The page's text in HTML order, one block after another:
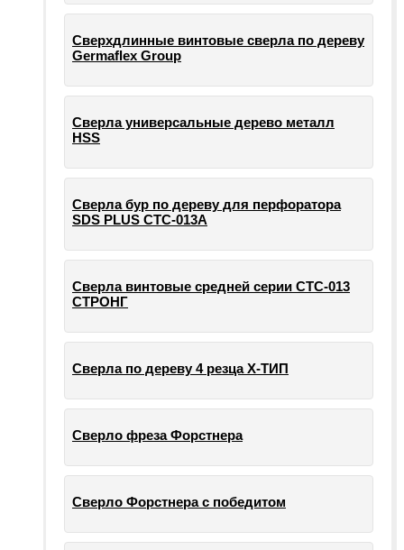
Сверхдлинные винтовые сверла по дереву
Germaflex Group
Сверла универсальные дерево металл
HSS
Cверла бур по дереву для перфоратора
SDS PLUS СТС-013А
Сверла винтовые средней серии СТС-013
СТРОНГ
Сверла по дереву 4 резца Х-ТИП
Сверло фреза Форстнера
Сверло Форстнера с победитом